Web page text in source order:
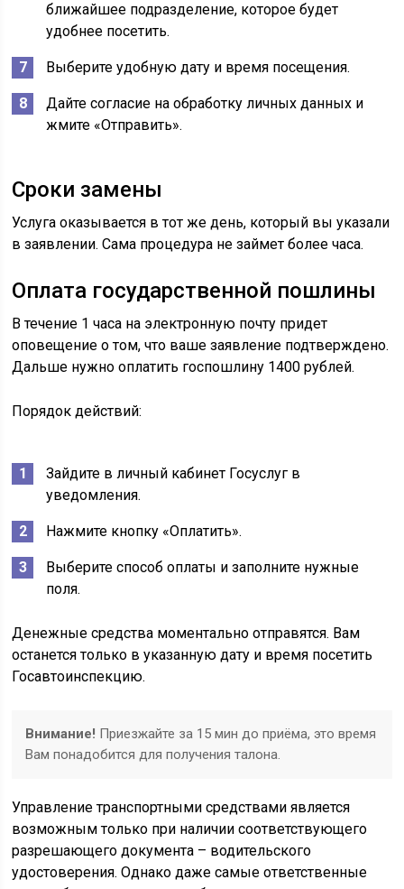
ближайшее подразделение, которое будет
удобнее посетить.
Выберите удобную дату и время посещения.
Дайте согласие на обработку личных данных и
жмите «Отправить».
Сроки замены
Услуга оказывается в тот же день, который вы указали
в заявлении. Сама процедура не займет более часа.
Оплата государственной пошлины
В течение 1 часа на электронную почту придет
оповещение о том, что ваше заявление подтверждено.
Дальше нужно оплатить госпошлину 1400 рублей.
Порядок действий:
Зайдите в личный кабинет Госуслуг в
уведомления.
Нажмите кнопку «Оплатить».
Выберите способ оплаты и заполните нужные
поля.
Денежные средства моментально отправятся. Вам
останется только в указанную дату и время посетить
Госавтоинспекцию.
Внимание! Приезжайте за 15 мин до приёма, это время
Вам понадобится для получения талона.
Управление транспортными средствами является
возможным только при наличии соответствующего
разрешающего документа – водительского
удостоверения. Однако даже самые ответственные